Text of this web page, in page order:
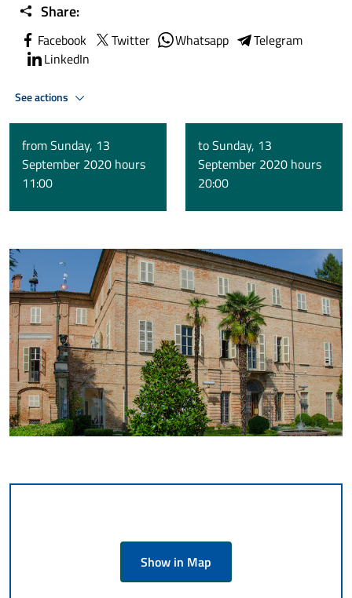
Share:
Facebook Twitter Whatsapp
Telegram
LinkedIn
See actions
from Sunday, 13
September 2020 hours
11:00
to Sunday, 13
September 2020 hours
20:00
Show in Map